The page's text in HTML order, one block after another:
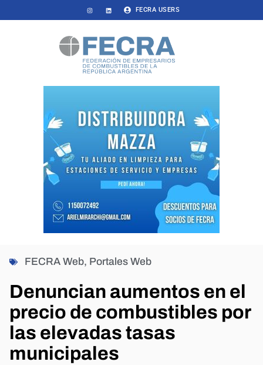
FECRA USERS
FECRA Web, Portales Web
Denuncian aumentos en el
precio de combustibles por
las elevadas tasas
municipales